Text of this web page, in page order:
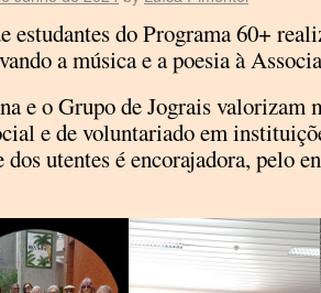
estudantes do Programa 60+
a música e a poesia à
e o Grupo de Jograis valorizam
e de voluntariado em
utentes é encorajadora, pelo